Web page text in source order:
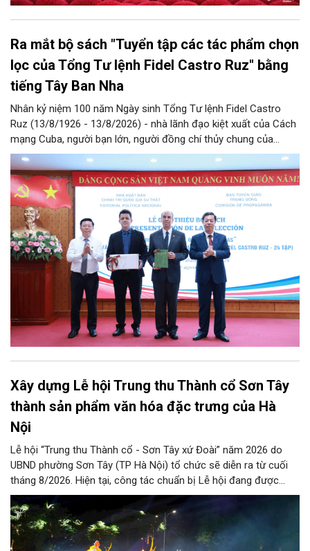
Ra mắt bộ sách "Tuyển tập các tác phẩm chọn
lọc của Tổng Tư lệnh Fidel Castro Ruz" bằng
tiếng Tây Ban Nha
Nhân kỷ niệm 100 năm Ngày sinh Tổng Tư lệnh Fidel Castro
Ruz (13/8/1926 - 13/8/2026) - nhà lãnh đạo kiệt xuất của Cách
mạng Cuba, người bạn lớn, người đồng chí thủy chung của
Đảng, Nhà nước và nhân dân Việt Nam, chiều 5/8, tại Hà Nội,
Nhà xuất bản Chính trị quốc gia Sự thật phối hợp với Ban Tuyên
giáo Trung ương tổ chức Lễ giới thiệu bộ sách “Tuyển tập các
tác phẩm chọn lọc của Tổng Tư lệnh Fidel Castro Ruz” gồm 24
tập bằng tiếng Tây Ban Nha.
Xây dựng Lễ hội Trung thu Thành cổ Sơn Tây
thành sản phẩm văn hóa đặc trưng của Hà
Nội
Lễ hội “Trung thu Thành cổ - Sơn Tây xứ Đoài” năm 2026 do
UBND phường Sơn Tây (TP Hà Nội) tổ chức sẽ diễn ra từ cuối
tháng 8/2026. Hiện tại, công tác chuẩn bị Lễ hội đang được
chính quyền phường Sơn Tây cùng các phòng, ban, ngành, đơn
vị và 25 tổ dân phố khẩn trương triển khai, tạo khí thế sôi nổi,
sẵn sàng mang đến cho Nhân dân và du khách một mùa Trung
thu quy mô, đặc sắc và giàu bản sắc văn hóa xứ Đoài.